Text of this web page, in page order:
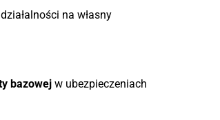
na własny
bazowejw ubezpieczeniach